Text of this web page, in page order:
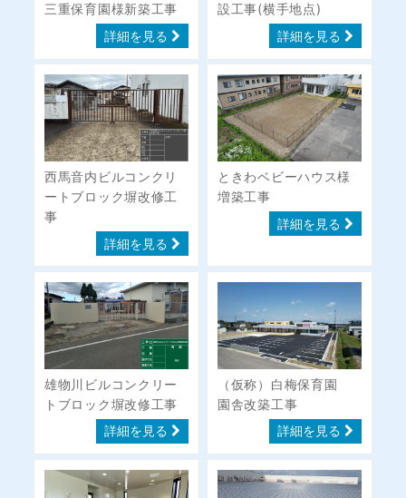
三重保育園様新築工事
詳細を見る
設工事(横手地点)
詳細を見る
西馬音内ビルコンクリ
ートブロック塀改修工
事
詳細を見る
ときわベビーハウス様
増築工事
詳細を見る
雄物川ビルコンクリー
トブロック塀改修工事
詳細を見る
（仮称）白梅保育園
園舎改築工事
詳細を見る